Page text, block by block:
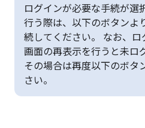
ログインが必要な手続が選
行う際は、以下のボタンよ
続してください。 なお、
画面の再表示を行うと未ロ
その場合は再度以下のボタ
さい。